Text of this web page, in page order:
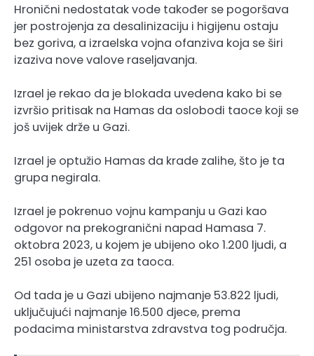
Hronični nedostatak vode također se pogoršava
jer postrojenja za desalinizaciju i higijenu ostaju
bez goriva, a izraelska vojna ofanziva koja se širi
izaziva nove valove raseljavanja.
Izrael je rekao da je blokada uvedena kako bi se
izvršio pritisak na Hamas da oslobodi taoce koji se
još uvijek drže u Gazi.
Izrael je optužio Hamas da krade zalihe, što je ta
grupa negirala.
Izrael je pokrenuo vojnu kampanju u Gazi kao
odgovor na prekogranični napad Hamasa 7.
oktobra 2023, u kojem je ubijeno oko 1.200 ljudi, a
251 osoba je uzeta za taoca.
Od tada je u Gazi ubijeno najmanje 53.822 ljudi,
uključujući najmanje 16.500 djece, prema
podacima ministarstva zdravstva tog područja.